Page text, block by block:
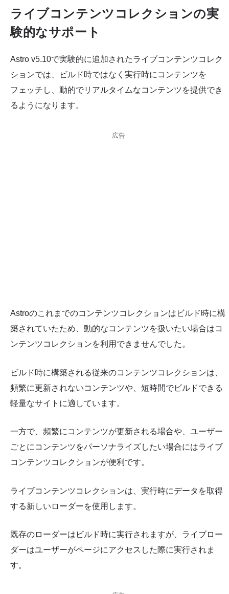
ライブコンテンツコレクションの実
験的なサポート
Astro v5.10で実験的に追加されたライブコンテンツコレク
ションでは、ビルド時ではなく実行時にコンテンツを
フェッチし、動的でリアルタイムなコンテンツを提供でき
るようになります。
広告
Astroのこれまでのコンテンツコレクションはビルド時に構
築されていたため、動的なコンテンツを扱いたい場合はコ
ンテンツコレクションを利用できませんでした。
ビルド時に構築される従来のコンテンツコレクションは、
頻繁に更新されないコンテンツや、短時間でビルドできる
軽量なサイトに適しています。
一方で、頻繁にコンテンツが更新される場合や、ユーザー
ごとにコンテンツをパーソナライズしたい場合にはライブ
コンテンツコレクションが便利です。
ライブコンテンツコレクションは、実行時にデータを取得
する新しいローダーを使用します。
既存のローダーはビルド時に実行されますが、ライブロー
ダーはユーザーがページにアクセスした際に実行されま
す。